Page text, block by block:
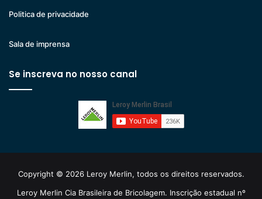
Politica de privacidade
Sala de imprensa
Se inscreva no nosso canal
Copyright © 2026 Leroy Merlin, todos os direitos reservados.
Leroy Merlin Cia Brasileira de Bricolagem. Inscrição estadual nº